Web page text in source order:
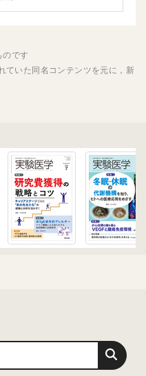
のです
ていた同名コンテンツを元に，新